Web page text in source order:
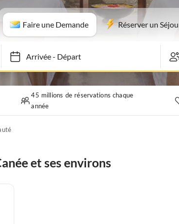
Faire une Demande Réserver un
Arrivée-Départ
45 millions de réservations chaque
année
et ses environs